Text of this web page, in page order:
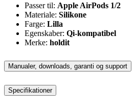
Passer til: Apple AirPods 1/2
Materiale: Silikone
Farge: Lilla
Egenskaber: Qi-kompatibel
Merke: holdit
Manualer, downloads, garanti og support
Specifikationer